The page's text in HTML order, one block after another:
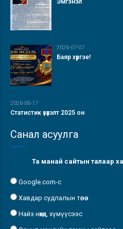
Эмгэнэл
2026-07-07
Баяр хүргэе!
2026-06-17
Статистик үзүүлэлт 2025 он
Санал асуулга
Та манай сайтын талаар
Google.com-с
Хавдар судлалын төвөөс
Найз нөхөд, хүмүүсээс